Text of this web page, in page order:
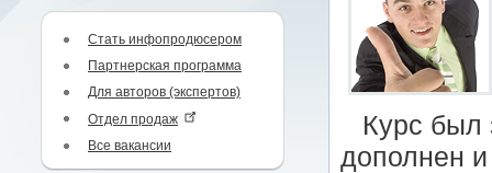
Стать инфопродюсером
Партнерская программа
Для авторов (экспертов)
Отдел продаж
Все вакансии
Курс был
дополнен